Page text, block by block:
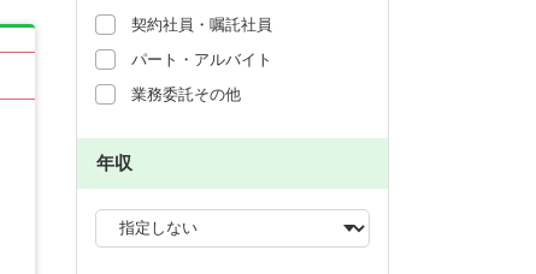
契約社員・嘱託社員
パート・アルバイト
業務委託その他
年収